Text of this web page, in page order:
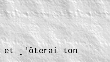
et j'ôterai ton